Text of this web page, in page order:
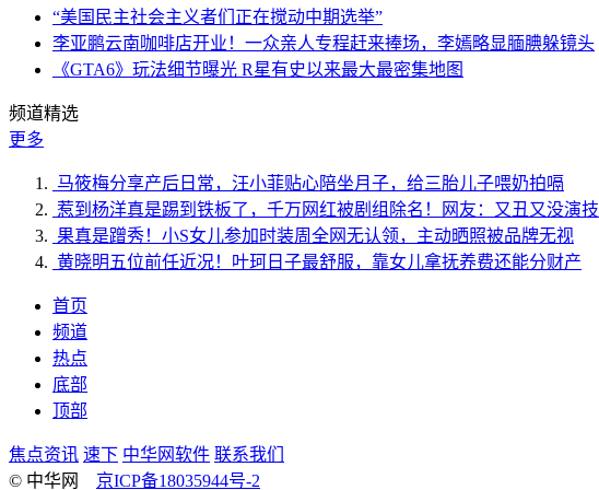
“美国民主社会主义者们正在搅动中期选举”
李亚鹏云南咖啡店开业！一众亲人专程赶来捧场，李嫣略显腼腆躲镜头
《GTA6》玩法细节曝光 R星有史以来最大最密集地图
频道精选
更多
马筱梅分享产后日常，汪小菲贴心陪坐月子，给三胎儿子喂奶拍嗝
惹到杨洋真是踢到铁板了，千万网红被剧组除名！网友：又丑又没演技
果真是蹭秀！小S女儿参加时装周全网无认领，主动晒照被品牌无视
黄晓明五位前任近况！叶珂日子最舒服，靠女儿拿抚养费还能分财产
首页
频道
热点
底部
顶部
焦点资讯 速下 中华网软件 联系我们
© 中华网 京ICP备18035944号-2